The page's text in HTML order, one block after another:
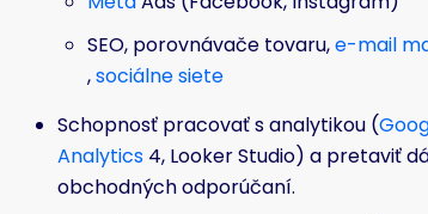
SEO, porovnávače tovaru,e-mail
,sociálne siete
Schopnosť pracovať s analytikou (
Analytics4, Looker Studio) a pretaviť
obchodných odporúčaní.